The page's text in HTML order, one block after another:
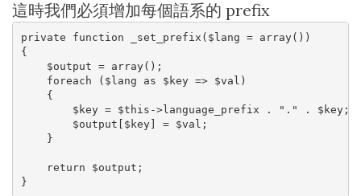
這時我們必須增加每個語系的 prefix
private function _set_prefix($lang = array())
{
    $output = array();
    foreach ($lang as $key => $val)
    {
        $key = $this->language_prefix . "." . $key;
        $output[$key] = $val;
    }
    return $output;
}